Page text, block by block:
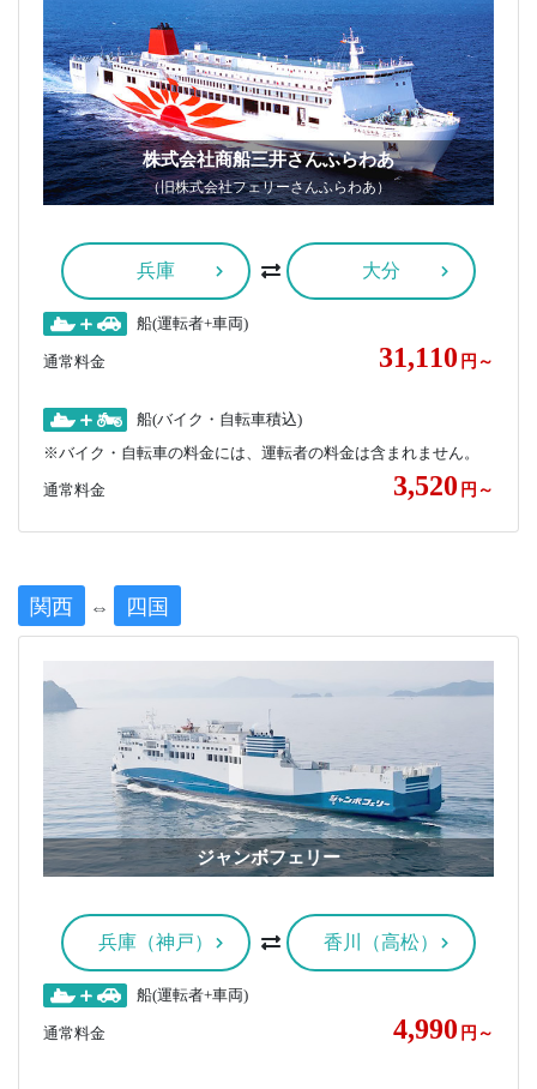
株式会社商船三井さんふらわあ
（旧株式会社フェリーさんふらわあ）
兵庫 大分
船(運転者+車両)
通常料金 31,110 円～
船(バイク・自転車積込)
※バイク・自転車の料金には、運転者の料金は含まれません。
通常料金 3,520 円～
関西 ⇔ 四国
ジャンボフェリー
兵庫（神戸） 香川（高松）
船(運転者+車両)
通常料金 4,990 円～